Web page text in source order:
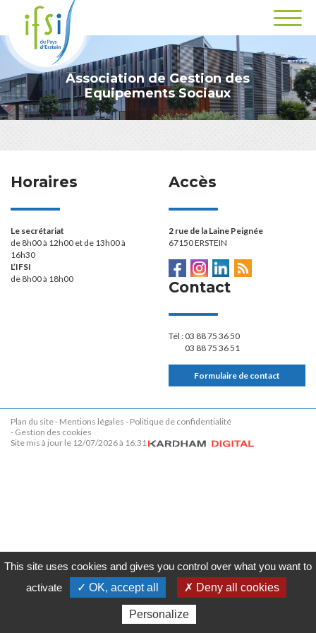
Association de Gestion des
Equipements Sociaux
Horaires
Le secrétariat
de 8h00 à 12h00 et de 13h00 à
16h30
L’IFSI
de 8h00 à 18h00
Accès
2 rue de la Laine Peignée
67150 ERSTEIN
Contact
Tél : 03 88 75 36 50
03 88 75 36 51
Formulaire de contact
Plan du site Mentions légales
Politique de confidentialité
Gestion des cookies
Site mis à jour le 12/07/2026 à 16:31
This site uses cookies and gives you control over what you want to
activate
✓ OK, accept all ✗ Deny all cookies
Personalize